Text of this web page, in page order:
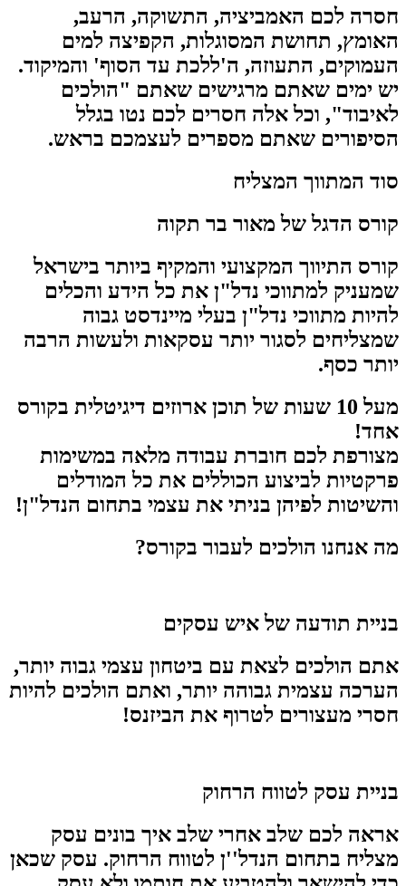
חסרה לכם האמביציה, התשוקה, הרעב,
האומץ, תחושת המסוגלות, הקפיצה למים
העמוקים, התעוזה, ה'ללכת עד הסוף' והמיקוד.
יש ימים שאתם מרגישים שאתם "הולכים
לאיבוד", וכל אלה חסרים לכם נטו בגלל
הסיפורים שאתם מספרים לעצמכם בראש.
סוד המתווך המצליח
קורס הדגל של מאור בר תקוה
קורס התיווך המקצועי והמקיף ביותר בישראל
שמעניק למתווכי נדל"ן את כל הידע והכלים
להיות מתווכי נדל"ן בעלי מיינדסט גבוה
שמצליחים לסגור יותר עסקאות ולעשות הרבה
יותר כסף.
מעל 10 שעות של תוכן ארוזים דיגיטלית בקורס
אחד!
מצורפת לכם חוברת עבודה מלאה במשימות
פרקטיות לביצוע הכוללים את כל המודלים
והשיטות לפיהן בניתי את עצמי בתחום הנדל"ן!
מה אנחנו הולכים לעבור בקורס?
בניית תודעה של איש עסקים
אתם הולכים לצאת עם ביטחון עצמי גבוה יותר,
הערכה עצמית גבוהה יותר, ואתם הולכים להיות
חסרי מעצורים לטרוף את הביזנס!
בניית עסק לטווח הרחוק
אראה לכם שלב אחרי שלב איך בונים עסק
מצליח בתחום הנדל''ן לטווח הרחוק. עסק שכאן